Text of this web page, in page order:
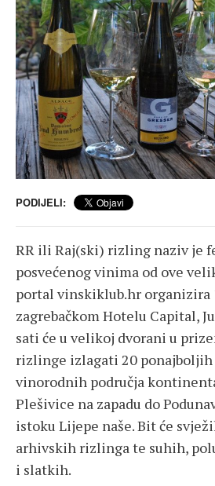
PODIJELI:
RR ili Raj(ski) rizling naziv je
posvećenog vinima od ove
portal vinskiklub.hr organizira
zagrebačkom Hotelu Capital,
sati će u velikoj dvorani u
rizlinge izlagati 20
vinorodnih područja
Plešivice na zapadu do
istoku Lijepe naše. Bit će
arhivskih rizlinga te suhih,
i slatkih.